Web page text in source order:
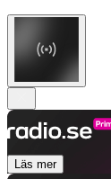
Läs mer